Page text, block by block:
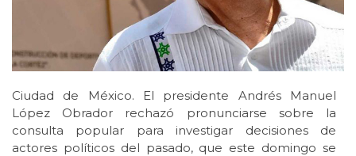
Ciudad de México. El presidente Andrés Manuel
López Obrador rechazó pronunciarse sobre la
consulta popular para investigar decisiones de
actores políticos del pasado, que este domingo se